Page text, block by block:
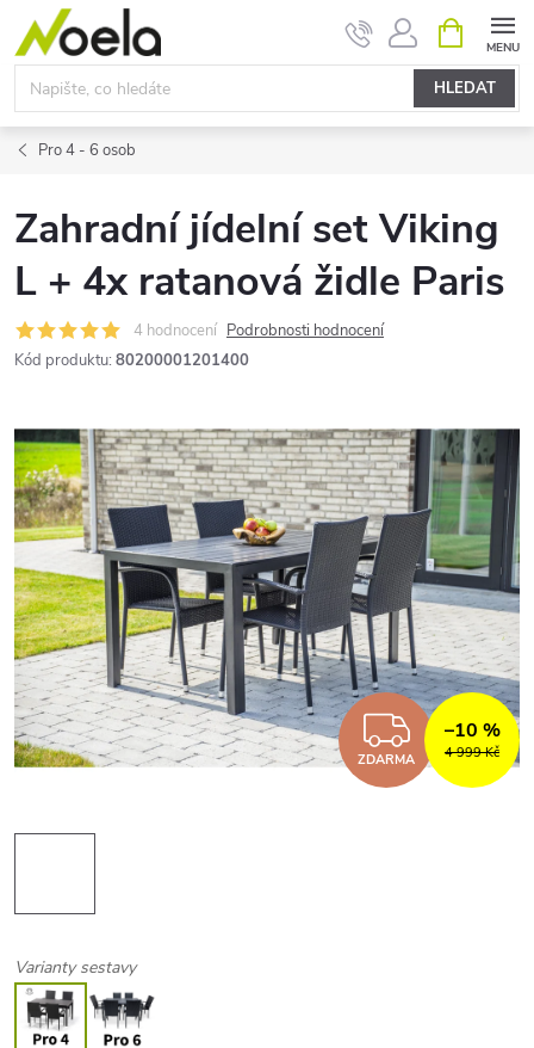
Přejít
obsah
HLEDAT
NÁKUPNÍ
KOŠÍK
Pro 4 - 6 osob
Zahradní jídelní set Viking
L + 4x ratanová židle Paris
4 hodnocení Podrobnosti hodnocení
Kód produktu: 80200001201400
ZDARMA 4 999 Kč
–10 %
Varianty sestavy